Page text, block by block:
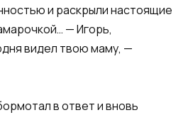
и раскрыли настоящие
— Игорь,
видел твою маму, —
в ответ и вновь